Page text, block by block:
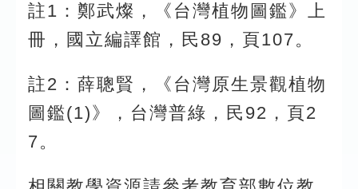
註1：鄭武燦，《台灣植物圖鑑》上
冊，國立編譯館，民89，頁107。
註2：薛聰賢，《台灣原生景觀植物
圖鑑(1)》，台灣普綠，民92，頁2
7。